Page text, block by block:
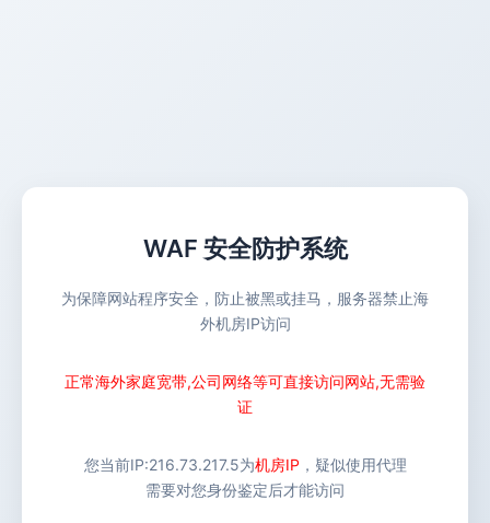
WAF 安全防护系统
为保障网站程序安全，防止被黑或挂马，服务器禁止海
外机房IP访问
正常海外家庭宽带,公司网络等可直接访问网站,无需验
证
您当前IP:216.73.217.5为机房IP ，疑似使用代理
需要对您身份鉴定后才能访问